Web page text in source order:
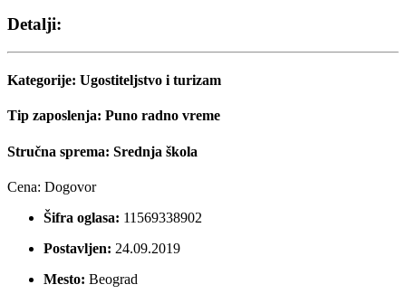
Detalji:
Kategorije: Ugostiteljstvo i turizam
Tip zaposlenja: Puno radno vreme
Stručna sprema: Srednja škola
Cena: Dogovor
Šifra oglasa: 11569338902
Postavljen: 24.09.2019
Mesto: Beograd